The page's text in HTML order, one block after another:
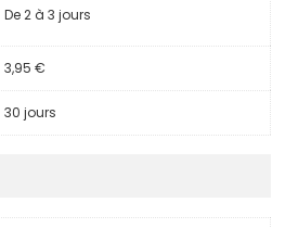
De 2 à 3 jours
3,95 €
30 jours